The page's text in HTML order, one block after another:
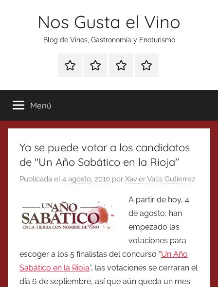
Nos Gusta el Vino
Blog de Vinos, Gastronomía y Enoturismo
Especial
Tonics
Enoturismo
Gastronomía
RankingContacto
Menú
Ya se puede votar a los candidatos
de "Un Año Sabático en la Rioja"
Publicada el 4 agosto, 2010 por Xavier Valls Gutierrez
A partir de hoy, 4
de agosto, han
empezado las
votaciones para
escoger a los 5 finalistas del concurso “Un Año
Sabático en la Rioja”, las votaciones se cerraran el
día 6 de septiembre, así que aún queda un mes